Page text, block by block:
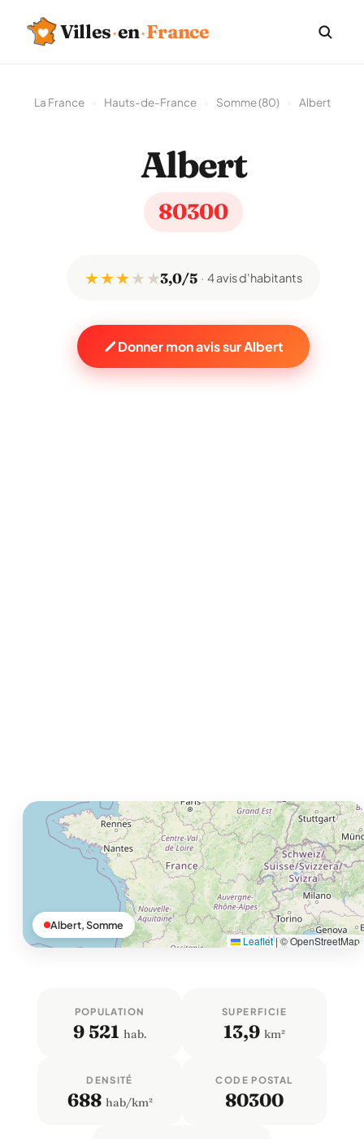
Villes·en·France
La France Hauts-de-France Somme (80) Albert
Albert
80300
★ ★ ★★ ★3,0/5 4 avis d'habitants
Donner mon avis sur Albert
Leaflet |© OpenStreetMap
Albert, Somme
POPULATION
9 521 hab.
SUPERFICIE
13,9 km²
DENSITÉ
688 hab/km²
CODE POSTAL
80300